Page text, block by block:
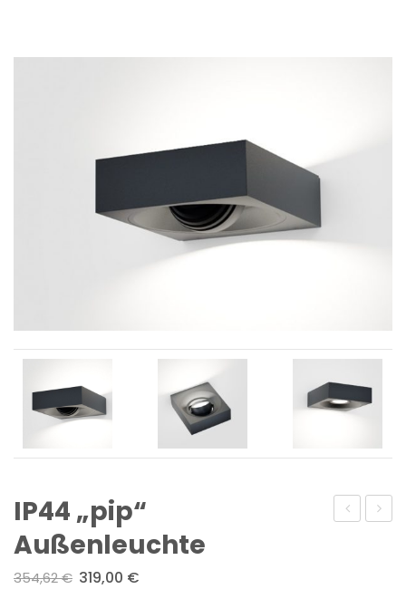
IP44 „pip“
Außenleuchte
354,62€ 319,00 €